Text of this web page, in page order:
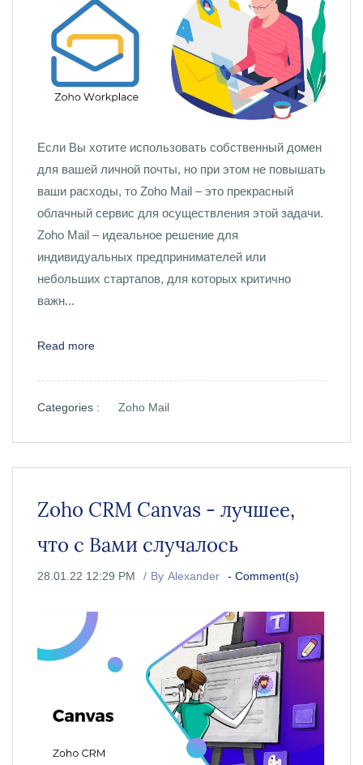
Если Вы хотите использовать собственный домен
для вашей личной почты, но при этом не повышать
ваши расходы, то Zoho Mail – это прекрасный
облачный сервис для осуществления этой задачи.
Zoho Mail – идеальное решение для
индивидуальных предпринимателей или
небольших стартапов, для которых критично
важн...
Read more
Categories : Zoho Mail
Zoho CRM Canvas - лучшее,
что с Вами случалось
28.01.22 12:29 PM By Alexander - Comment(s)